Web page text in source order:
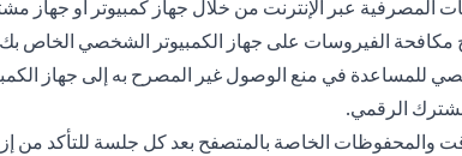
عبر الإنترنت من خلال جهاز كمبيوتر أو جهاز
مكافحة الفيروسات على جهاز الكمبيوتر الشخصي الخاص
للمساعدة في منع الوصول غير المصرح به إلى جهاز
الرقمي.
والمحفوظات الخاصة بالمتصفح بعد كل جلسة للتأكد من